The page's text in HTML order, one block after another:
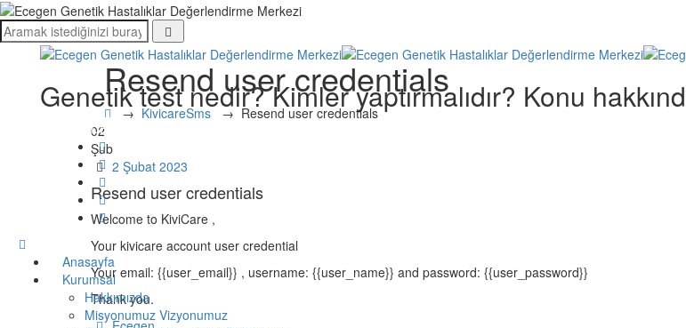
Genetik test nedir? Kimler yaptırmalıdır? Konu
ONLINE RANDEVU
Anasayfa
Kurumsal
Hakkımızda
Misyonumuz Vizyonumuz
Resend user credentials
→ KivicareSms → Resend user credentials
02
Şub
Date2 Şubat 2023
Resend user credentials
Welcome to KiviCare ,
Your kivicare account user credential
Your email: {{user_email}} , username: {{user_name}} and password: {{user_password}}
Thank you.